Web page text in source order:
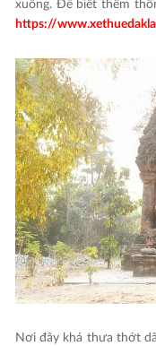
xuống. Để biết thêm
https://
Nơi đây khá thưa thớt